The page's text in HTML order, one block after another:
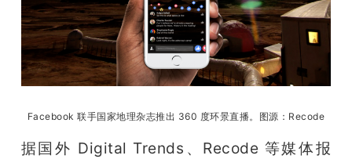
课
活
Facebook 联手国家地理杂志推出 360 度环景直播。图源：Recode
据国外 Digital Trends、Recode 等媒体报